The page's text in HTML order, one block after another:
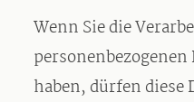
Wenn Sie die
haben, dürfen diese